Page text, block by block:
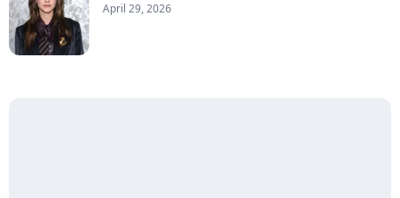
April 29, 2026